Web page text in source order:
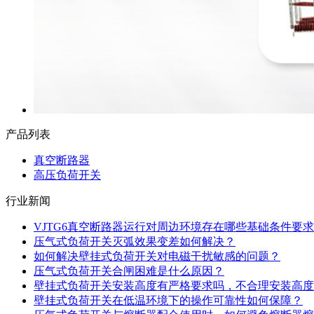
产品列表
真空断路器
高压负荷开关
行业新闻
VJTG6真空断路器运行对周边环境存在哪些基础条件要求
压气式负荷开关灭弧效果变差如何解决？
如何解决壁挂式负荷开关对电磁干扰敏感的问题？
压气式负荷开关合闸困难是什么原因？
壁挂式负荷开关安装高度有严格要求吗，不合理安装高
壁挂式负荷开关在低温环境下的操作可靠性如何保障？